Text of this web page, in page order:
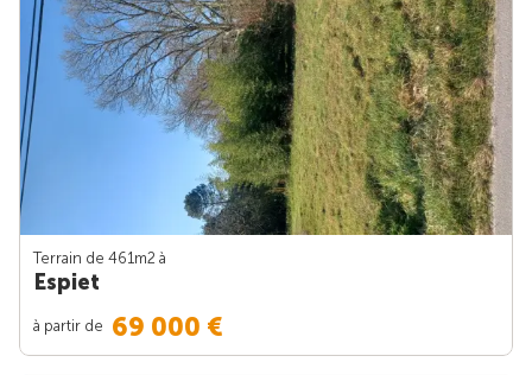
Terrain de 461m2 à
Espiet
à partir de 69 000 €